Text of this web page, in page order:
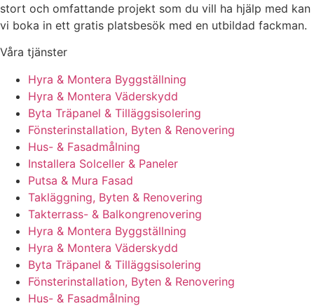
stort och omfattande projekt som du vill ha hjälp med kan
vi boka in ett gratis platsbesök med en utbildad fackman.
Våra tjänster
Hyra & Montera Byggställning
Hyra & Montera Väderskydd
Byta Träpanel & Tilläggsisolering
Fönsterinstallation, Byten & Renovering
Hus- & Fasadmålning
Installera Solceller & Paneler
Putsa & Mura Fasad
Takläggning, Byten & Renovering
Takterrass- & Balkongrenovering
Hyra & Montera Byggställning
Hyra & Montera Väderskydd
Byta Träpanel & Tilläggsisolering
Fönsterinstallation, Byten & Renovering
Hus- & Fasadmålning